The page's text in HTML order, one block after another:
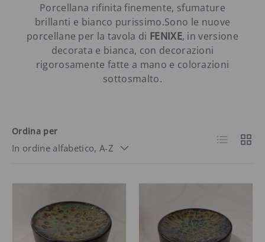
Porcellana rifinita finemente, sfumature
brillanti e bianco purissimo.Sono le nuove
porcellane per la tavola di FENIXE, in versione
decorata e bianca, con decorazioni
rigorosamente fatte a mano e colorazioni
sottosmalto.
Ordina per
In ordine alfabetico, A-Z
Elenco